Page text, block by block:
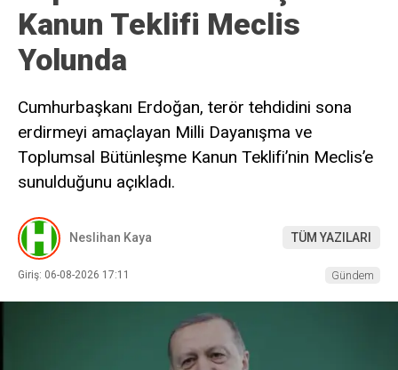
Kanun Teklifi Meclis
Yolunda
Cumhurbaşkanı Erdoğan, terör tehdidini sona
erdirmeyi amaçlayan Milli Dayanışma ve
Toplumsal Bütünleşme Kanun Teklifi’nin Meclis’e
sunulduğunu açıkladı.
Neslihan Kaya TÜM YAZILARI
Giriş: 06-08-2026 17:11 Gündem